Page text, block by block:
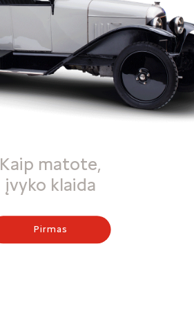
Kaip matote,
įvyko klaida
Pirmas